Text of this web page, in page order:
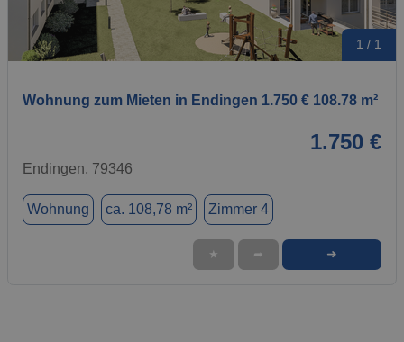
1 / 1
Wohnung zum Mieten in Endingen 1.750 € 108.78 m²
1.750 €
Endingen, 79346
Wohnung ca. 108,78 m² Zimmer 4
★ ➦ ➜